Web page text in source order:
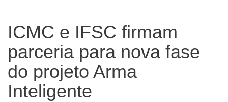
ICMC e IFSC firmam
parceria para nova fase
do projeto Arma
Inteligente